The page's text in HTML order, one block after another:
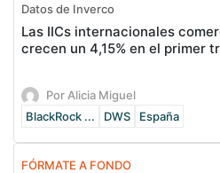
Datos de Inverco
Las IICs internacionales
crecen un 4,15% en el primer
Por Alicia Miguel
BlackRock ...
DWS España
FÓRMATE A FONDO